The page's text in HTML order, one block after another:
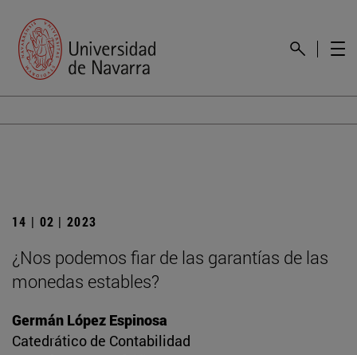
14 | 02 | 2023
¿Nos podemos fiar de las garantías de las
monedas estables?
Germán López Espinosa
Catedrático de Contabilidad